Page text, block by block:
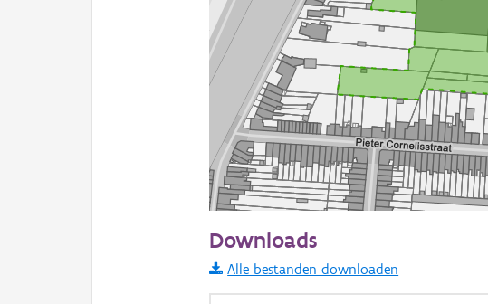
Informatie Vlaanderen
i
Downloads
Alle bestanden downloaden